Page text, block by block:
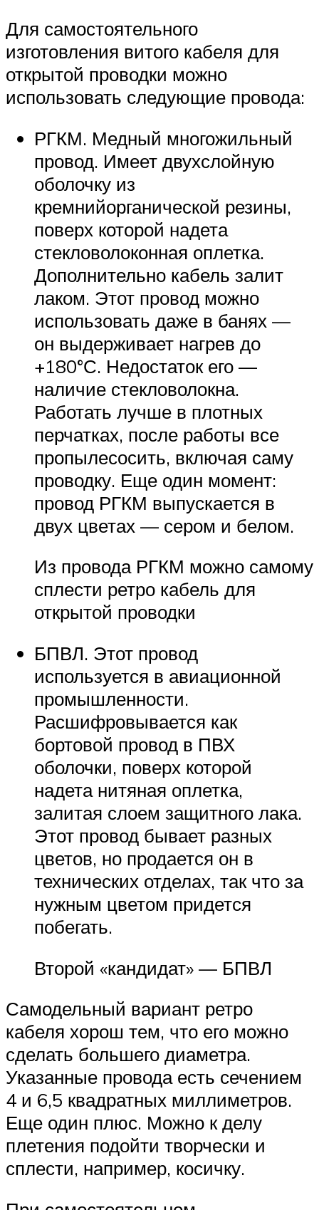
Для самостоятельного
изготовления витого кабеля для
открытой проводки можно
использовать следующие провода:
РГКМ. Медный многожильный
провод. Имеет двухслойную
оболочку из
кремнийорганической резины,
поверх которой надета
стекловолоконная оплетка.
Дополнительно кабель залит
лаком. Этот провод можно
использовать даже в банях —
он выдерживает нагрев до
+180°С. Недостаток его —
наличие стекловолокна.
Работать лучше в плотных
перчатках, после работы все
пропылесосить, включая саму
проводку. Еще один момент:
провод РГКМ выпускается в
двух цветах — сером и белом.
Из провода РГКМ можно самому
сплести ретро кабель для
открытой проводки
БПВЛ. Этот провод
используется в авиационной
промышленности.
Расшифровывается как
бортовой провод в ПВХ
оболочки, поверх которой
надета нитяная оплетка,
залитая слоем защитного лака.
Этот провод бывает разных
цветов, но продается он в
технических отделах, так что за
нужным цветом придется
побегать.
Второй «кандидат» — БПВЛ
Самодельный вариант ретро
кабеля хорош тем, что его можно
сделать большего диаметра.
Указанные провода есть сечением
4 и 6,5 квадратных миллиметров.
Еще один плюс. Можно к делу
плетения подойти творчески и
сплести, например, косичку.